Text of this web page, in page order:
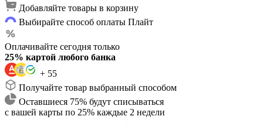
Добавляйте товары в корзину
Выбирайте способ оплаты Плайт
Оплачивайте сегодня только
25% картой любого банка
+ 55
Получайте товар выбранный способом
Оставшиеся 75% будут списываться
с вашей карты по 25% каждые 2 недели